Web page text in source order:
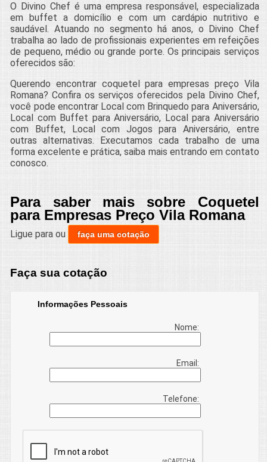
O Divino Chef é uma empresa responsável, especializada
em buffet a domicílio e com um cardápio nutritivo e
saudável. Atuando no segmento há anos, o Divino Chef
trabalha ao lado de profissionais experientes em refeições
de pequeno, médio ou grande porte. Os principais serviços
oferecidos são:
Querendo encontrar coquetel para empresas preço Vila
Romana? Confira os serviços oferecidos pela Divino Chef,
você pode encontrar Local com Brinquedo para Aniversário,
Local com Buffet para Aniversário, Local para Aniversário
com Buffet, Local com Jogos para Aniversário, entre
outras alternativas. Executamos cada trabalho de uma
forma excelente e prática, saiba mais entrando em contato
conosco.
Para saber mais sobre Coquetel
para Empresas Preço Vila Romana
Ligue paraou faça uma cotação
Faça sua cotação
Informações Pessoais
Nome:
Email:
Telefone: